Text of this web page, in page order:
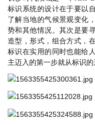
标识系统的设计在于要以
了解当地的气候景观变化
势和其他情况。其次是要
造型，形式，组合方式，
标识在实用 的同时也能给
主迈入的第一步就从标识的